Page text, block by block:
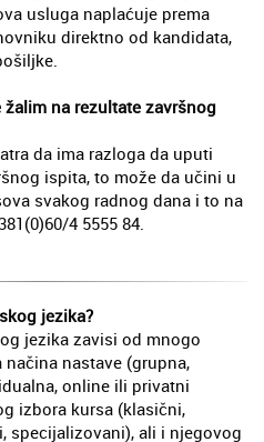
usluga naplaćuje prema
direktno od kandidata,
žalim na rezultate završnog
da ima razloga da uputi
ispita, to može da učini u
svakog radnog dana i to na
4 5555 84.
jezika?
jezika zavisi od mnogo
nastave (grupna,
online ili privatni
izbora kursa (klasični,
specijalizovani), ali i njegovog